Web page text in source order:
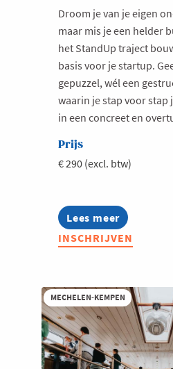
Droom je van je eigen
maar mis je een helder
het StandUp traject
basis voor je startup.
gepuzzel, wél een
waarin je stap voor stap
in een concreet en
Prijs
€ 290 (excl. btw)
Lees meer
about
Bryo
StandUp
onderneming
INSCHRIJVEN
MECHELEN-KEMPEN
Milieu
Mobiliteit
Netwerking
Onderwijs
Opvolging en Overname
Persoonlijke vaardigheden
Regeringsvorming
Ruimtelijke ordening en
Scale-ups
Supply Chain
Welzijn en gezondheidszorg